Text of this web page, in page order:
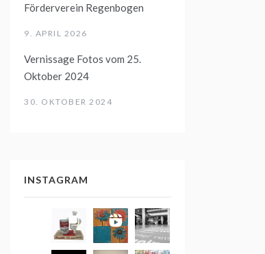
Förderverein Regenbogen
9. APRIL 2026
Vernissage Fotos vom 25.
Oktober 2024
30. OKTOBER 2024
INSTAGRAM